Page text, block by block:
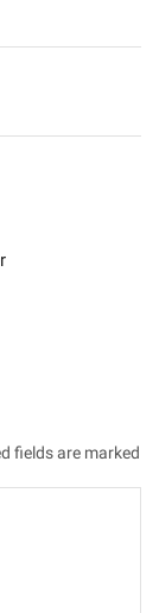
fields are marked